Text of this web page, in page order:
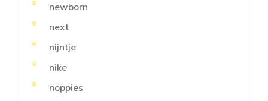
newborn
next
nijntje
nike
noppies